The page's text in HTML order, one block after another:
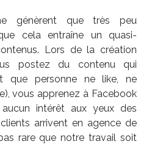
génèrent que très peu
cela entraîne un quasi-
Lors de la création
postez du contenu qui
que personne ne like, ne
vous apprenez à Facebook
intérêt aux yeux des
arrivent en agence de
rare que notre travail soit